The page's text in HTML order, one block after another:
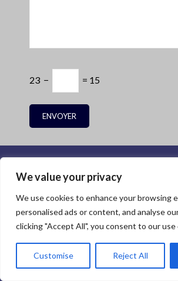
We value your privacy
We use cookies to enhance your browsing
personalised ads or content, and analyse
clicking "Accept All", you consent to our use
Customise Reject All
23 − = 15
Ce que nous offrons est plus
fondamentales incluent: